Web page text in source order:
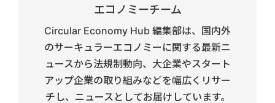
エコノミーチーム
Circular Economy Hub 編集部は、国内外
のサーキュラーエコノミーに関する最新ニ
ュースから法規制動向、大企業やスタート
アップ企業の取り組みなどを幅広くリサー
チし、ニュースとしてお届けしています。